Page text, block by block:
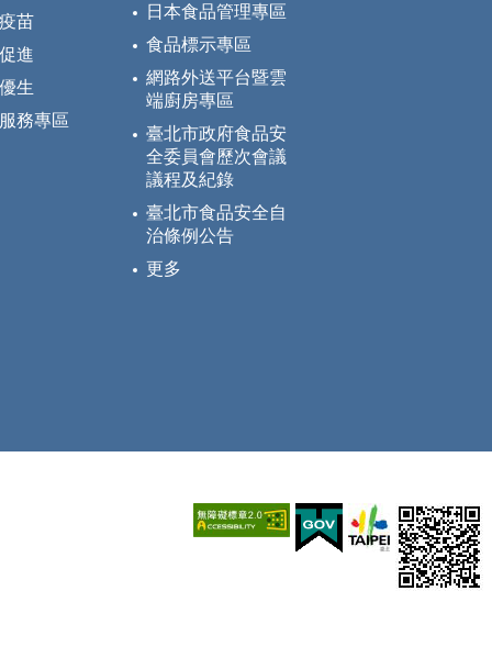
苗
進
生
務專區
日本食品管理專區
食品標示專區
網路外送平台暨雲
端廚房專區
臺北市政府食品安
全委員會歷次會議
議程及紀錄
臺北市食品安全自
治條例公告
更多